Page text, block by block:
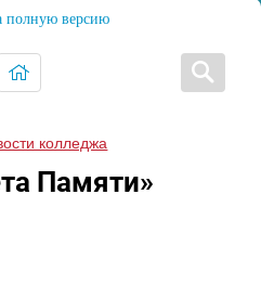
полную версию
колледжа
Памяти»